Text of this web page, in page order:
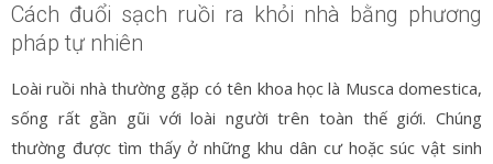
Cách đuổi sạch ruồi ra khỏi nhà bằng phương
pháp tự nhiên
Loài ruồi nhà thường gặp có tên khoa học là Musca domestica,
sống rất gần gũi với loài người trên toàn thế giới. Chúng
thường được tìm thấy ở những khu dân cư hoặc súc vật sinh